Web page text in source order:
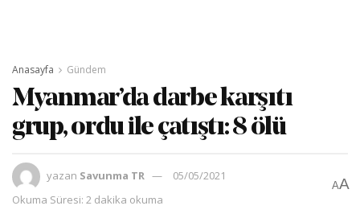
Anasayfa Gündem
Myanmar’da darbe karşıtı
grup, ordu ile çatıştı: 8 ölü
yazan Savunma TR
05/05/2021
Okuma Süresi: 2 dakika okuma
AA